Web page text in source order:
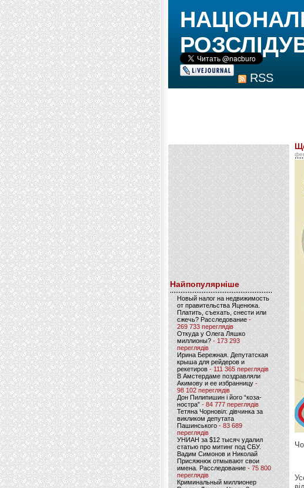
RSS
Найпопулярніше
Новый налог на недвижимость
от правительства Яценюка.
Платить, съехать, снести или
сжечь? Расследование-
269 733 переглядів
Откуда у Олега Ляшко
миллионы? - 173 293
переглядів
Ирина Бережная. Депутатская
крыша для рейдеров и
рекетиров - 111 365 переглядів
В Амстердаме поздравляли
Акимову и ее избранницу -
98 102 переглядів
Дон Пилипишин і його “коза-
ностра” - 84 777 переглядів
Тетяна Чорновіл: дівчинка за
викликом депутата
Пашинського- 83 689
переглядів
УНИАН за $12 тысяч удалил
статью про митинг под СБУ.
Вадим Симонов и Николай
Присяжнюк отмывают свои
имена. Расследование - 75 800
переглядів
Криминальный миллионер